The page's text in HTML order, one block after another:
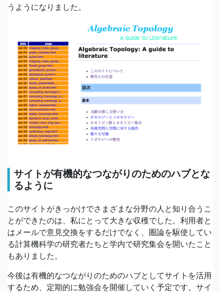
うようになりました。
サイトが有機的なつながりのためのハブとな
るように
このサイトがきっかけでさまざまな分野の人と知り合うこ
とができたのは、私にとって大きな収穫でした。利用者と
はメールで意見交換をするだけでなく、圏論を駆使してい
る計算機科学の研究者たちと学内で研究集会を開いたこと
もありました。
今後は有機的なつながりのためのハブとしてサイトを活用
するため、定期的に勉強会を開催していく予定です。サイ